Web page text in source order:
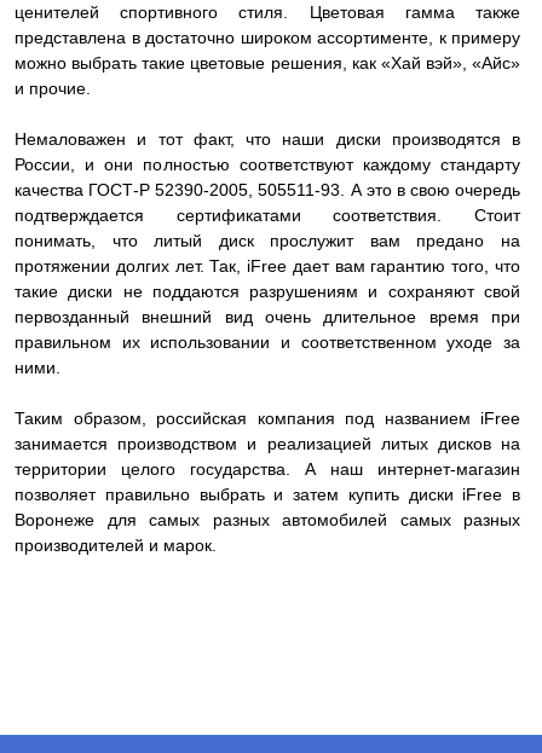
ценителей спортивного стиля. Цветовая гамма также
представлена в достаточно широком ассортименте, к примеру
можно выбрать такие цветовые решения, как «Хай вэй», «Айс»
и прочие.
Немаловажен и тот факт, что наши диски производятся в
России, и они полностью соответствуют каждому стандарту
качества ГОСТ-Р 52390-2005, 505511-93. А это в свою очередь
подтверждается сертификатами соответствия. Стоит
понимать, что литый диск прослужит вам предано на
протяжении долгих лет. Так, iFree дает вам гарантию того, что
такие диски не поддаются разрушениям и сохраняют свой
первозданный внешний вид очень длительное время при
правильном их использовании и соответственном уходе за
ними.
Таким образом, российская компания под названием iFree
занимается производством и реализацией литых дисков на
территории целого государства. А наш интернет-магазин
позволяет правильно выбрать и затем купить диски iFree в
Воронеже для самых разных автомобилей самых разных
производителей и марок.